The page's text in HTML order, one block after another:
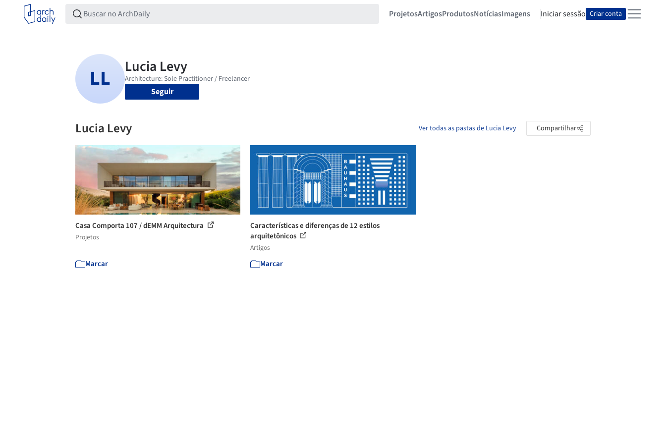
ProjetosArtigosProdutosNotíciasImagens Iniciar sessão Criar conta
Seguir
Lucia Levy Ver todas as pastas de Lucia Levy Compartilhar
Casa Comporta 107 / dEMM Arquitectura
Projetos
Marcar
Características e diferenças de 12 estilos
arquitetônicos
Artigos
Marcar